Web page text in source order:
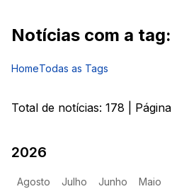
Notícias com a tag:
HomeTodas as Tags
Total de notícias: 178 | Página
2026
Agosto Julho Junho Maio